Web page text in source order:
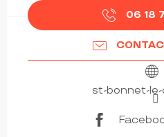
06 18
st-bonnet-